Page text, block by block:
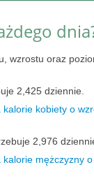
wzrostu oraz
2,425 dziennie.
kobiety o
2,976
mężczyzny